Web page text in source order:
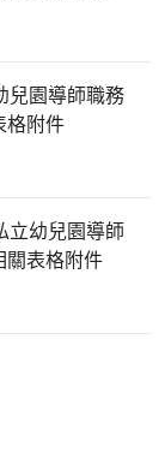
兒園導師職務
格附件
立幼兒園導師
關表格附件